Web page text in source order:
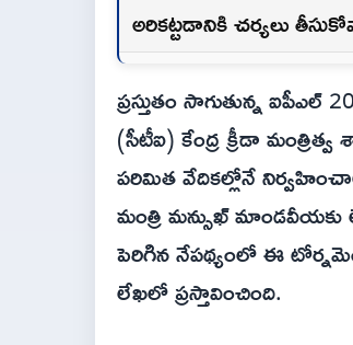
అరికట్టడానికి చర్యలు
ప్రస్తుతం సాగుతున్న ఐపీఎల్
(సీటీఐ) కేంద్ర క్రీడా
పరిమిత వేదికల్లోనే
మంత్రి మన్సుఖ్
పెరిగిన నేపథ్యంలో ఈ
లేఖలో ప్రస్తావించింది.